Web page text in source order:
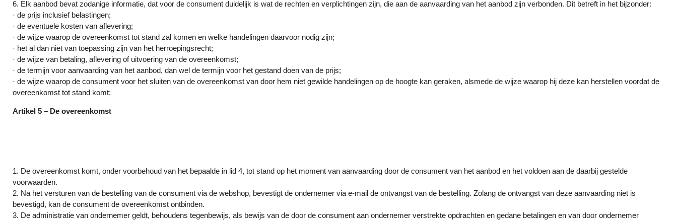
6. Elk aanbod bevat zodanige informatie, dat voor de consument duidelijk is wat de rechten en verplichtingen zijn, die aan de aanvaarding van het aanbod zijn verbonden. Dit betreft in het bijzonder:
· de prijs inclusief belastingen;
· de eventuele kosten van aflevering;
· de wijze waarop de overeenkomst tot stand zal komen en welke handelingen daarvoor nodig zijn;
· het al dan niet van toepassing zijn van het herroepingsrecht;
· de wijze van betaling, aflevering of uitvoering van de overeenkomst;
· de termijn voor aanvaarding van het aanbod, dan wel de termijn voor het gestand doen van de prijs;
· de wijze waarop de consument voor het sluiten van de overeenkomst van door hem niet gewilde handelingen op de hoogte kan geraken, alsmede de wijze waarop hij deze kan herstellen voordat de
overeenkomst tot stand komt;
Artikel 5 – De overeenkomst
1. De overeenkomst komt, onder voorbehoud van het bepaalde in lid 4, tot stand op het moment van aanvaarding door de consument van het aanbod en het voldoen aan de daarbij gestelde
voorwaarden.
2. Na het versturen van de bestelling van de consument via de webshop, bevestigt de ondernemer via e-mail de ontvangst van de bestelling. Zolang de ontvangst van deze aanvaarding niet is
bevestigd, kan de consument de overeenkomst ontbinden.
3. De administratie van ondernemer geldt, behoudens tegenbewijs, als bewijs van de door de consument aan ondernemer verstrekte opdrachten en gedane betalingen en van door ondernemer